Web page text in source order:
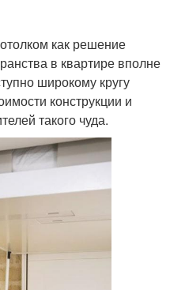
как решение
в квартире вполне
широкому кругу
конструкции и
такого чуда.